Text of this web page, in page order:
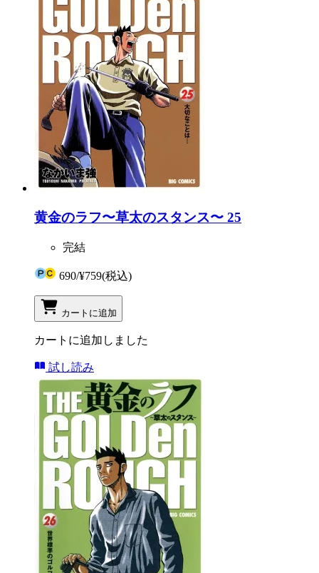
黄金のラフ〜草太のスタンス〜 25
完結
690/¥759(税込)
カートに追加
カートに追加しました
試し読み